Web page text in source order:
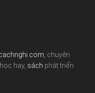
, chuyên
học hay, sách phát triển